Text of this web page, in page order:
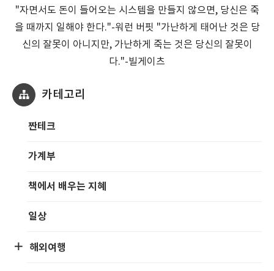
"자면서도 돈이 들어오는 시스템을 만들지 않으면, 당신은 죽
을 때까지 일해야 한다."-워런 버핏 "가난하게 태어난 것은 당
신의 잘못이 아니지만, 가난하게 죽는 것은 당신의 잘못이
다."-빌게이츠
카테고리
짠테크
가계부
책에서 배우는 지혜
일상
해외여행